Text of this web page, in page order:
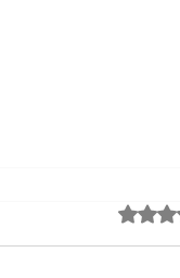
Noté